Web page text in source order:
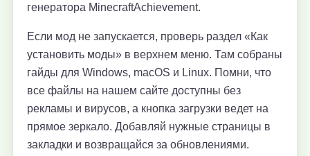
генератора MinecraftAchievement.
Если мод не запускается, проверь раздел «Как
установить моды» в верхнем меню. Там собраны
гайды для Windows, macOS и Linux. Помни, что
все файлы на нашем сайте доступны без
рекламы и вирусов, а кнопка загрузки ведет на
прямое зеркало. Добавляй нужные страницы в
закладки и возвращайся за обновлениями.